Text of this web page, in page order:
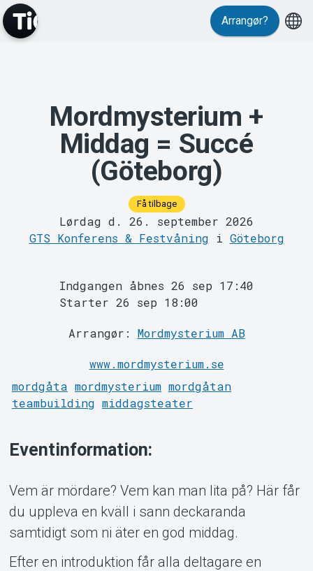
MyTickster
Arrangør?
Mordmysterium +
Middag = Succé
(Göteborg)
Få tilbage
Lørdag d. 26. september 2026
GTS Konferens & Festvåning i Göteborg
Indgangen åbnes 26 sep 17:40
Starter 26 sep 18:00
Arrangør: Mordmysterium AB
www.mordmysterium.se
mordgåta mordmysterium mordgåtan
teambuilding middagsteater
Eventinformation:
Vem är mördare? Vem kan man lita på? Här får
du uppleva en kväll i sann deckaranda
samtidigt som ni äter en god middag.
Efter en introduktion får alla deltagare en